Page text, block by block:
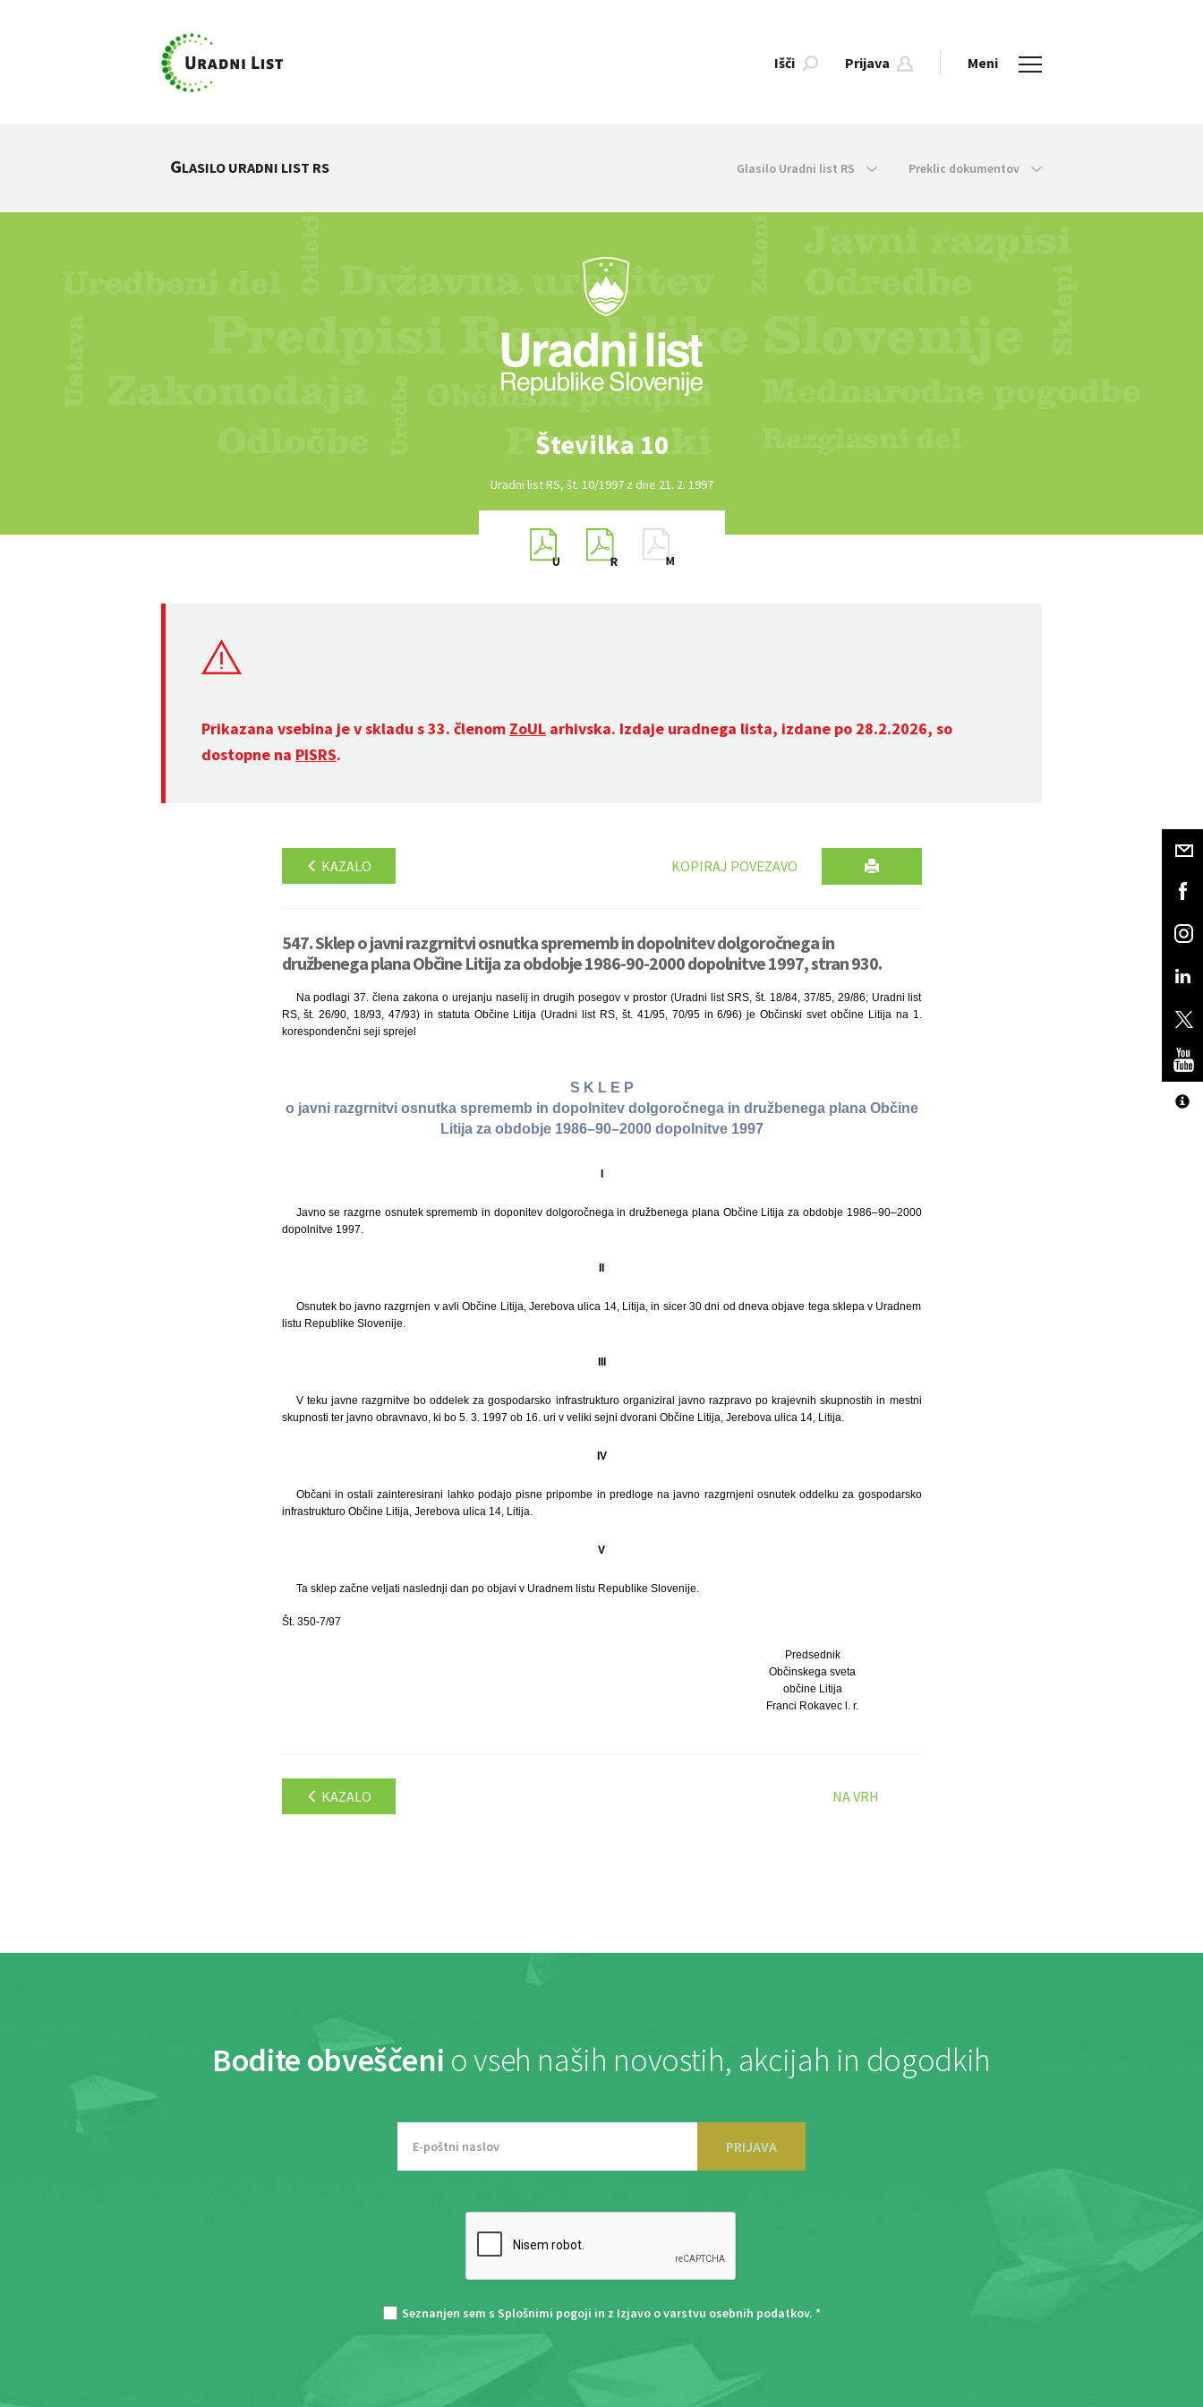
Išči Prijava Meni
GLASILO URADNI LIST RS Glasilo Uradni list RS Preklic dokumentov
Številka 10
Uradni list RS, št. 10/1997 z dne 21. 2. 1997
Prikazana vsebina je v skladu s 33. členom ZoUL arhivska. Izdaje uradnega lista, izdane po 28.2.2026, so
dostopne na PISRS.
KAZALO KOPIRAJ POVEZAVO
547. Sklep o javni razgrnitvi osnutka sprememb in dopolnitev dolgoročnega in
družbenega plana Občine Litija za obdobje 1986-90-2000 dopolnitve 1997, stran 930.
Na podlagi 37. člena zakona o urejanju naselij in drugih posegov v prostor (Uradni list SRS, št. 18/84, 37/85, 29/86; Uradni list
RS, št. 26/90, 18/93, 47/93) in statuta Občine Litija (Uradni list RS, št. 41/95, 70/95 in 6/96) je Občinski svet občine Litija na 1.
korespondenčni seji sprejel
S K L E P
o javni razgrnitvi osnutka sprememb in dopolnitev dolgoročnega in družbenega plana Občine
Litija za obdobje 1986–90–2000 dopolnitve 1997
I
Javno se razgrne osnutek sprememb in doponitev dolgoročnega in družbenega plana Občine Litija za obdobje 1986–90–2000
dopolnitve 1997.
II
Osnutek bo javno razgrnjen v avli Občine Litija, Jerebova ulica 14, Litija, in sicer 30 dni od dneva objave tega sklepa v Uradnem
listu Republike Slovenije.
III
V teku javne razgrnitve bo oddelek za gospodarsko infrastrukturo organiziral javno razpravo po krajevnih skupnostih in mestni
skupnosti ter javno obravnavo, ki bo 5. 3. 1997 ob 16. uri v veliki sejni dvorani Občine Litija, Jerebova ulica 14, Litija.
IV
Občani in ostali zainteresirani lahko podajo pisne pripombe in predloge na javno razgrnjeni osnutek oddelku za gospodarsko
infrastrukturo Občine Litija, Jerebova ulica 14, Litija.
V
Ta sklep začne veljati naslednji dan po objavi v Uradnem listu Republike Slovenije.
Št. 350-7/97
Predsednik
Občinskega sveta
občine Litija
Franci Rokavec l. r.
KAZALO NA VRH
Bodite obveščeni o vseh naših novostih, akcijah in dogodkih
PRIJAVA
Seznanjen sem s Splošnimi pogoji in z Izjavo o varstvu osebnih podatkov. *